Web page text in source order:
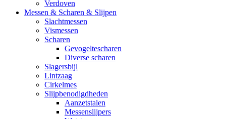
Verdoven
Messen & Scharen & Slijpen
Slachtmessen
Vismessen
Scharen
Gevogeltescharen
Diverse scharen
Slagersbijl
Lintzaag
Cirkelmes
Slijpbenodigdheden
Aanzetstalen
Messenslijpers